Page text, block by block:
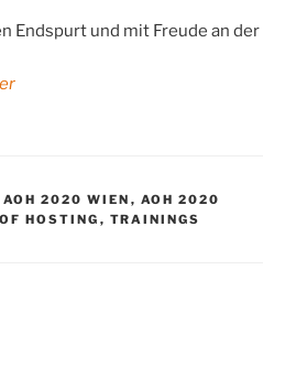
Endspurt und mit Freude an der
AOH 2020 WIEN , AOH 2020
HOSTING , TRAININGS